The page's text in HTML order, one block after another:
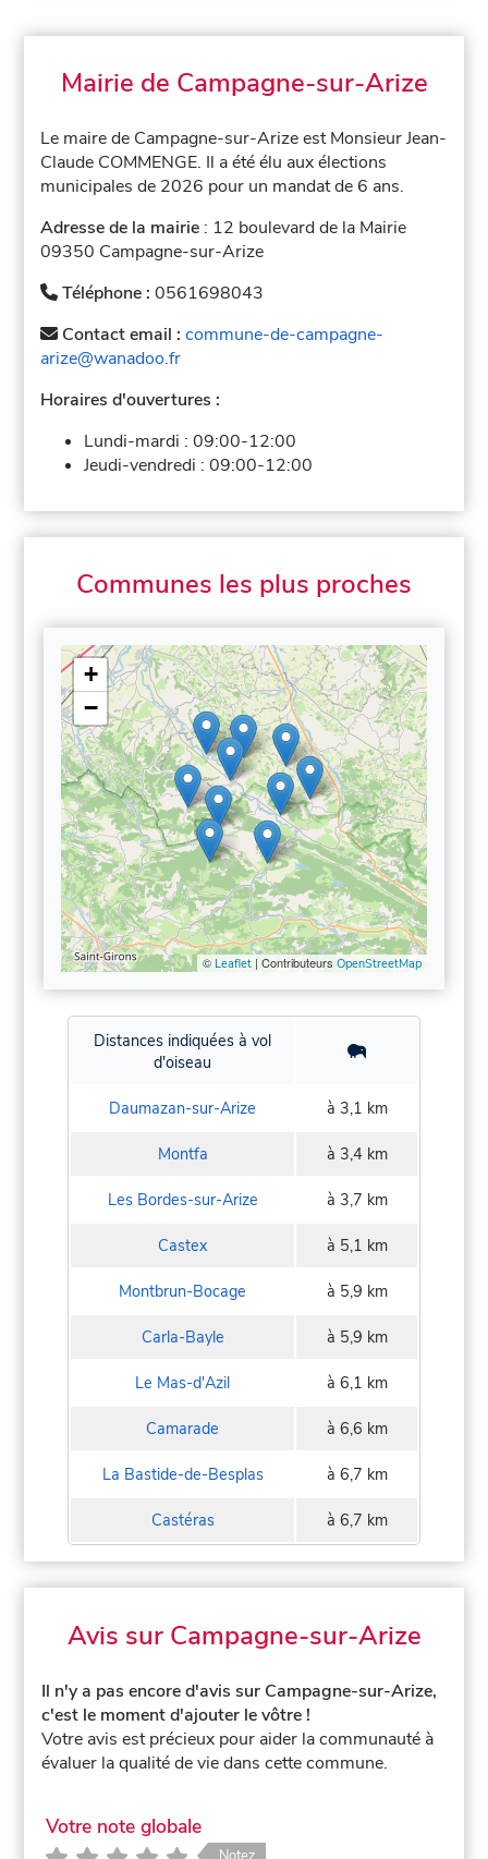
Mairie de Campagne-sur-Arize
Le maire de Campagne-sur-Arize est Monsieur Jean-
Claude COMMENGE. Il a été élu aux élections
municipales de 2026 pour un mandat de 6 ans.
Adresse de la mairie : 12 boulevard de la Mairie
09350 Campagne-sur-Arize
Téléphone :0561698043
Contact email :commune-de-campagne-
arize@wanadoo.fr
Horaires d'ouvertures :
Lundi-mardi :09:00-12:00
Jeudi-vendredi :09:00-12:00
Communes les plus proches
+
−
© Leaflet| Contributeurs OpenStreetMap
Distances indiquées à vol
d'oiseau
Daumazan-sur-Arize à 3,1 km
Montfa à 3,4 km
Les Bordes-sur-Arize à 3,7 km
Castex à 5,1 km
Montbrun-Bocage à 5,9 km
Carla-Bayle à 5,9 km
Le Mas-d'Azil à 6,1 km
Camarade à 6,6 km
La Bastide-de-Besplas à 6,7 km
Castéras à 6,7 km
Avis sur Campagne-sur-Arize
Il n'y a pas encore d'avis sur Campagne-sur-Arize,
c'est le moment d'ajouter le vôtre !
Votre avis est précieux pour aider la communauté à
évaluer la qualité de vie dans cette commune.
Votre note globale